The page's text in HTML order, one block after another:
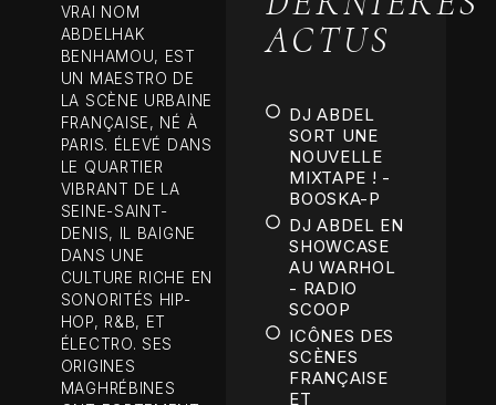
VRAI NOM
ABDELHAK
BENHAMOU, EST
UN MAESTRO DE
LA SCÈNE URBAINE
FRANÇAISE, NÉ À
PARIS. ÉLEVÉ DANS
LE QUARTIER
VIBRANT DE LA
SEINE-SAINT-
DENIS, IL BAIGNE
DANS UNE
CULTURE RICHE EN
SONORITÉS HIP-
HOP, R&B, ET
ÉLECTRO. SES
ORIGINES
MAGHRÉBINES
ACTUS
DJ ABDEL
SORT UNE
NOUVELLE
MIXTAPE ! -
BOOSKA-P
DJ ABDEL EN
SHOWCASE
AU WARHOL
- RADIO
SCOOP
ICÔNES DES
SCÈNES
FRANÇAISE
ET